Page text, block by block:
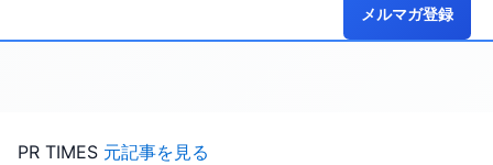
メルマガ登録
PR TIMES 元記事を見る